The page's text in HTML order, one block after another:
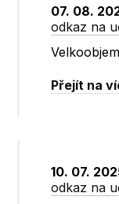
07. 08.
odkaz na
Přejít na
10. 07.
odkaz na